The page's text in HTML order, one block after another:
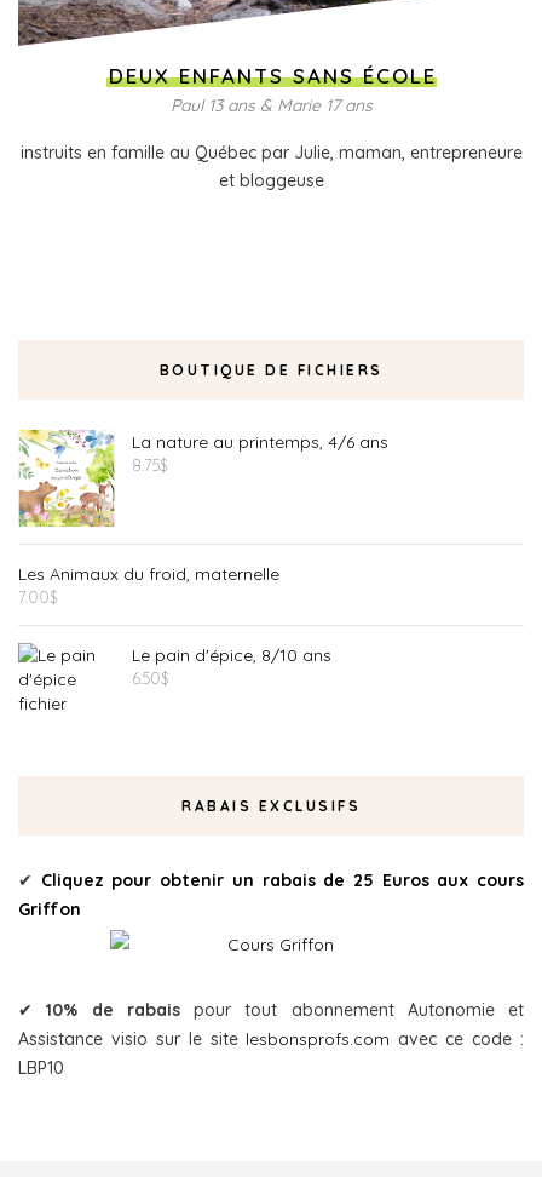
DEUX ENFANTS SANS ÉCOLE
Paul 13 ans & Marie 17 ans
instruits en famille au Québec par Julie, maman, entrepreneure
et bloggeuse
BOUTIQUE DE FICHIERS
La nature au printemps, 4/6 ans
8.75$
Les Animaux du froid, maternelle
7.00$
Le pain d'épice, 8/10 ans
6.50$
RABAIS EXCLUSIFS
✔ Cliquez pour obtenir un rabais de 25 Euros aux cours
Griffon
✔10% de rabaispour tout abonnement Autonomie et
Assistance visio sur le site lesbonsprofs.com avec ce code :
LBP10